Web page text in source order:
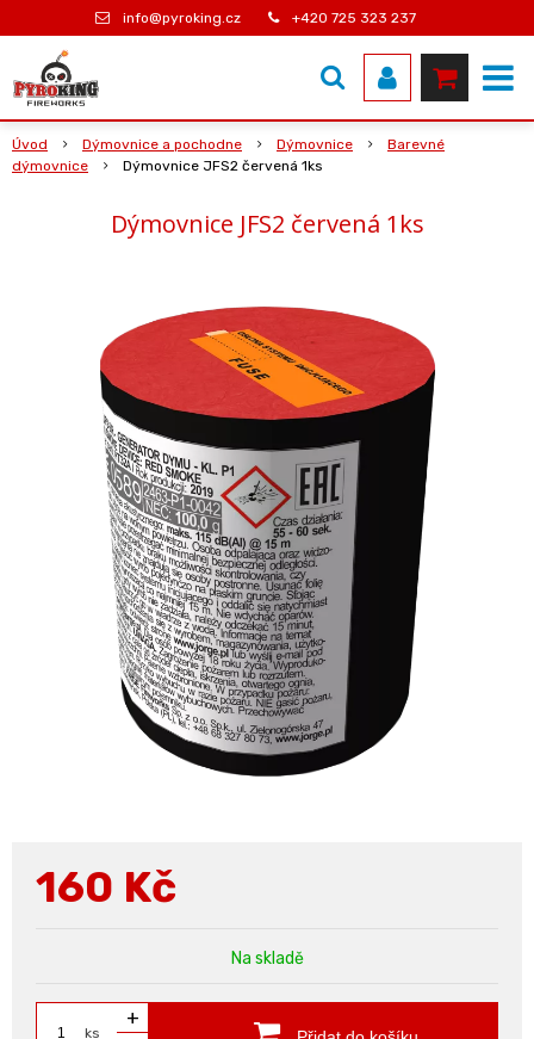
info@pyroking.cz +420 725 323 237
Úvod Dýmovnice a pochodne Dýmovnice
Barevné
dýmovnice
Dýmovnice JFS2 červená 1ks
Dýmovnice JFS2 červená 1ks
160 Kč
Na skladě
ks
+